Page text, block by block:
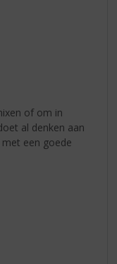
of om in
al denken aan
een goede